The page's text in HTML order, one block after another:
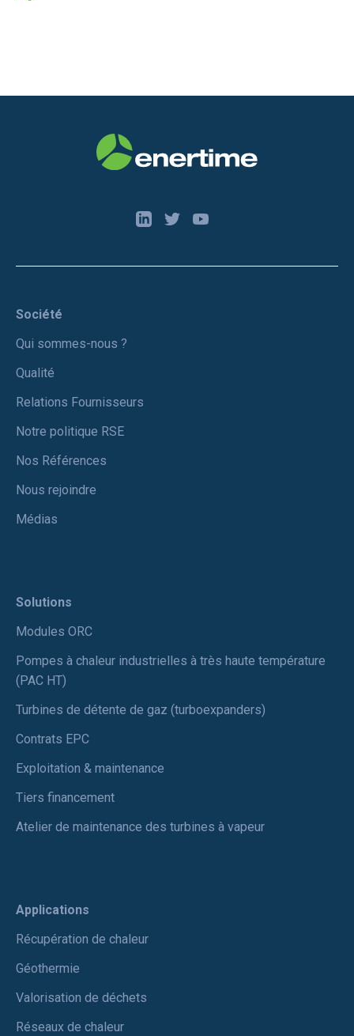
Société
Qui sommes-nous ?
Qualité
Relations Fournisseurs
Notre politique RSE
Nos Références
Nous rejoindre
Médias
Solutions
Modules ORC
Pompes à chaleur industrielles à très haute température
(PAC HT)
Turbines de détente de gaz (turboexpanders)
Contrats EPC
Exploitation & maintenance
Tiers financement
Atelier de maintenance des turbines à vapeur
Applications
Récupération de chaleur
Géothermie
Valorisation de déchets
Réseaux de chaleur